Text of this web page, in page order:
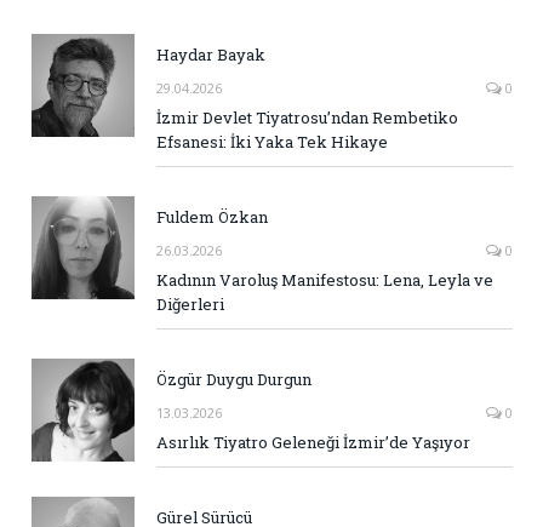
Haydar Bayak
29.04.2026 0
İzmir Devlet Tiyatrosu’ndan Rembetiko
Efsanesi: İki Yaka Tek Hikaye
Fuldem Özkan
26.03.2026 0
Kadının Varoluş Manifestosu: Lena, Leyla ve
Diğerleri
Özgür Duygu Durgun
13.03.2026 0
Asırlık Tiyatro Geleneği İzmir’de Yaşıyor
Gürel Sürücü